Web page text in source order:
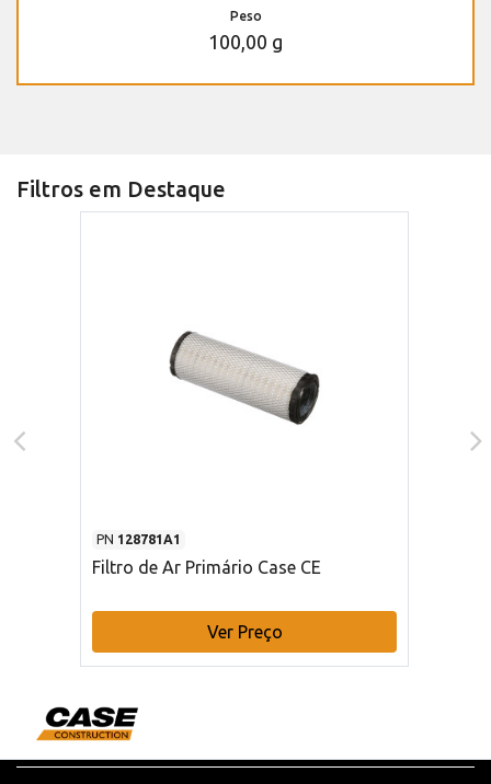
Peso
100,00 g
Filtros em Destaque
PN 128781A1
Filtro de Ar Primário Case CE
Ver Preço